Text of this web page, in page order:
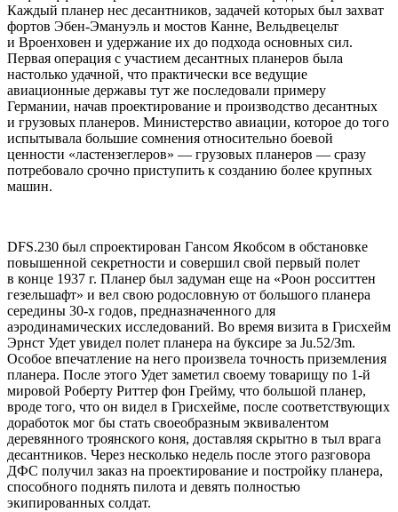
Каждый планер нес десантников, задачей которых был захват
фортов Эбен-Эмануэль и мостов Канне, Вельдвецельт
и Вроенховен и удержание их до подхода основных сил.
Первая операция с участием десантных планеров была
настолько удачной, что практически все ведущие
авиационные державы тут же последовали примеру
Германии, начав проектирование и производство десантных
и грузовых планеров. Министерство авиации, которое до того
испытывала большие сомнения относительно боевой
ценности «ластензеглеров» — грузовых планеров — сразу
потребовало срочно приступить к созданию более крупных
машин.
DFS.230 был спроектирован Гансом Якобсом в обстановке
повышенной секретности и совершил свой первый полет
в конце 1937 г. Планер был задуман еще на «Роон росситтен
гезельшафт» и вел свою родословную от большого планера
середины 30-х годов, предназначенного для
аэродинамических исследований. Во время визита в Грисхейм
Эрнст Удет увидел полет планера на буксире за Ju.52/Зm.
Особое впечатление на него произвела точность приземления
планера. После этого Удет заметил своему товарищу по 1-й
мировой Роберту Риттер фон Грейму, что большой планер,
вроде того, что он видел в Грисхейме, после соответствующих
доработок мог бы стать своеобразным эквивалентом
деревянного троянского коня, доставляя скрытно в тыл врага
десантников. Через несколько недель после этого разговора
ДФС получил заказ на проектирование и постройку планера,
способного поднять пилота и девять полностью
экипированных солдат.